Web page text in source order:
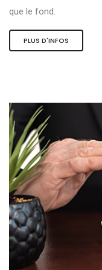
que le fond.
PLUS D'INFOS